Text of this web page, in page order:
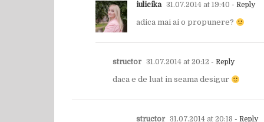
iulicika 31.07.2014 at 19:40 - Reply
adica mai ai o propunere?
structor 31.07.2014 at 20:12 - Reply
daca e de luat in seama desigur
structor 31.07.2014 at 20:18 - Reply